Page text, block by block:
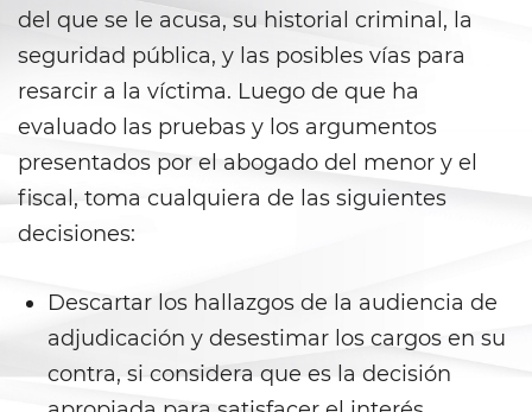
Robo
Robo de Caja Fuerte
Robo 459 PC
Delincuencia Juvenil
Audiencias de Detención
Audiencias de Disposición
del que se le acusa, su historial criminal, la
seguridad pública, y las posibles vías para
resarcir a la víctima. Luego de que ha
evaluado las pruebas y los argumentos
presentados por el abogado del menor y el
fiscal, toma cualquiera de las siguientes
decisiones:
Descartar los hallazgos de la audiencia de
adjudicación y desestimar los cargos en su
contra, si considera que es la decisión